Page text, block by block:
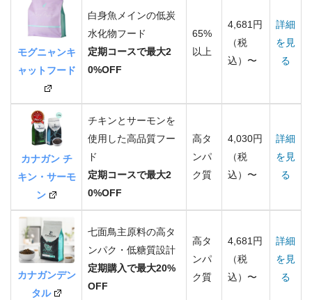
モグニャンキ
ャットフード
白身魚メインの低炭
水化物フード
定期コースで最大2
0%OFF
65%
以上
4,681円
（税
込）〜
詳細
を見
る
カナガン チ
キン・サーモ
ン
チキンとサーモンを
使用した高品質フー
ド
定期コースで最大2
0%OFF
高タ
ンパ
ク質
4,030円
（税
込）〜
詳細
を見
る
カナガンデン
タル
七面鳥主原料の高タ
ンパク・低糖質設計
定期購入で最大20%
OFF
高タ
ンパ
ク質
4,681円
（税
込）〜
詳細
を見
る